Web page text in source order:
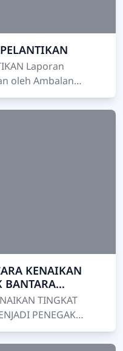
oleh Ambalan
Rinciannya
KENAIKAN
BANTARA
TINGKAT
PENEGAK